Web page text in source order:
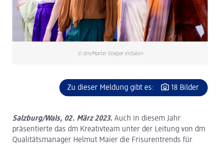
© dm/Martin Steiger imSalon
Zu dieser Meldung gibt es: 18 Bilder
Salzburg/Wals, 02. März 2023. Auch in diesem Jahr
präsentierte das dm Kreativteam unter der Leitung von dm
Qualitätsmanager Helmut Maier die Frisurentrends für